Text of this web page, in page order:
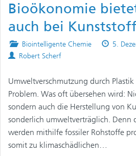
Bioökonomie
auch bei
Posted
in
Biointelligente Chemie
5.
Authors
Robert Scherf
Umweltverschmutzung durch
Problem. Was oft übersehen wird:
sondern auch die Herstellung von
sonderlich umweltverträglich. Denn
werden mithilfe fossiler Rohstoffe
somit zu klimaschädlichen…